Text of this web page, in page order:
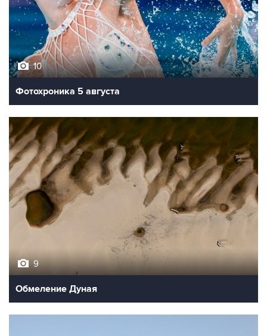
10
Фотохроника 5 августа
9
Обмеление Дуная